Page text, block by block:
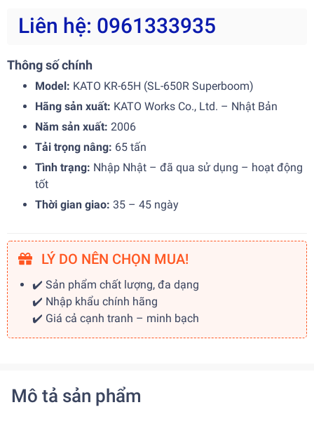
Liên hệ: 0961333935
Thông số chính
Model: KATO KR-65H (SL-650R Superboom)
Hãng sản xuất: KATO Works Co., Ltd. – Nhật Bản
Năm sản xuất: 2006
Tải trọng nâng: 65 tấn
Tình trạng: Nhập Nhật – đã qua sử dụng – hoạt động
tốt
Thời gian giao: 35 – 45 ngày
LÝ DO NÊN CHỌN MUA!
✔️ Sản phẩm chất lượng, đa dạng
✔️ Nhập khẩu chính hãng
✔️ Giá cả cạnh tranh – minh bạch
Mô tả sản phẩm